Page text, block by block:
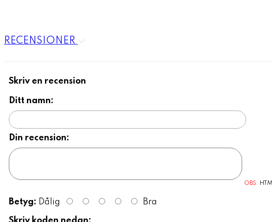
RECENSIONER
Skriv en recension
Ditt namn:
Din recension:
OBS:
Betyg: Dålig Bra